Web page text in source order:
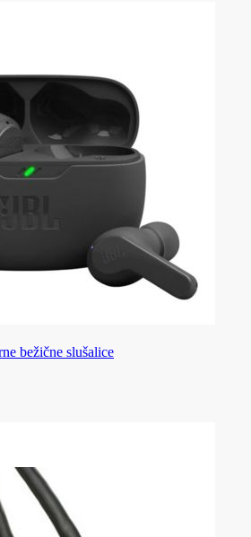
bežične slušalice